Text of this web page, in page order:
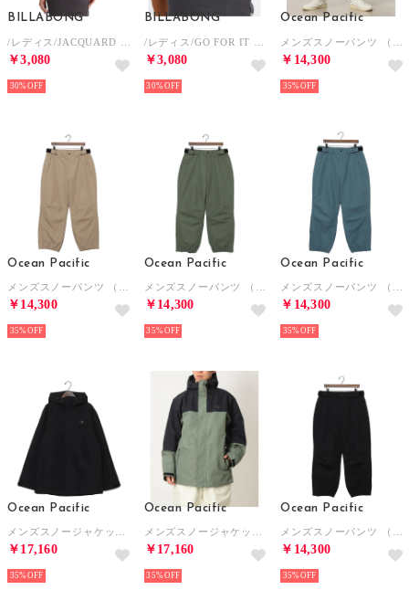
BILLABONG
￥3,080
30%
BILLABONG
￥3,080
30%
Ocean Pacific
￥14,300
35%
Ocean Pacific
￥14,300
35%
Ocean Pacific
￥14,300
35%
Ocean Pacific
￥14,300
35%
Ocean Pacific
￥17,160
35%
Ocean Pacific
￥17,160
35%
Ocean Pacific
￥14,300
35%